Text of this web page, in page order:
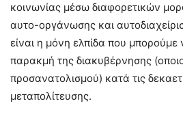
κοινωνίας μέσω διαφορετικών
αυτο-οργάνωσης και
είναι η μόνη ελπίδα που μπορούμε
παρακμή της διακυβέρνησης
προσανατολισμού) κατά τις
μεταπολίτευσης.